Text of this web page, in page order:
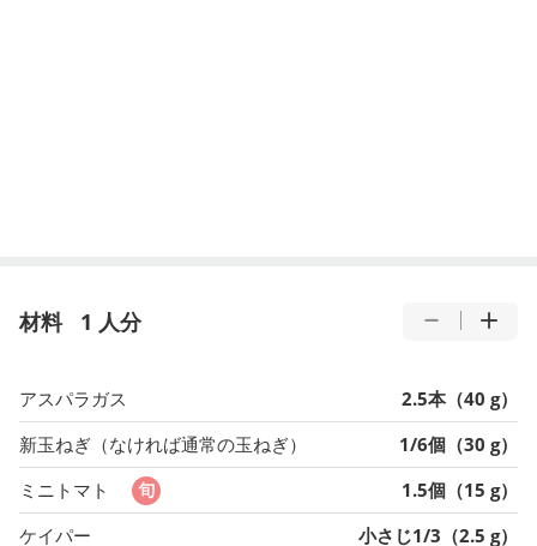
材料 1 人分
アスパラガス
2.5本（40 g）
新玉ねぎ（なければ通常の玉ねぎ）
1/6個（30 g）
ミニトマト
1.5個（15 g）
ケイパー
小さじ1/3（2.5 g）